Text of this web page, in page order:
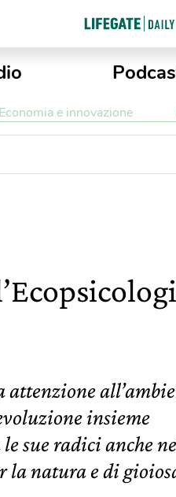
Economia e innovazione
insieme
sue radici anche
la natura e di